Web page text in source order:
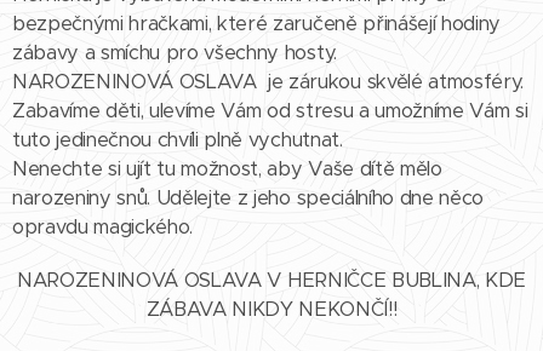
bezpečnými hračkami, které zaručeně přinášejí hodiny
zábavy a smíchu pro všechny hosty.
NAROZENINOVÁ OSLAVA je zárukou skvělé atmosféry.
Zabavíme děti, ulevíme Vám od stresu a umožníme Vám si
tuto jedinečnou chvíli plně vychutnat.
Nenechte si ujít tu možnost, aby Vaše dítě mělo
narozeniny snů. Udělejte z jeho speciálního dne něco
opravdu magického.
NAROZENINOVÁ OSLAVA V HERNIČCE BUBLINA, KDE
ZÁBAVA NIKDY NEKONČÍ!!